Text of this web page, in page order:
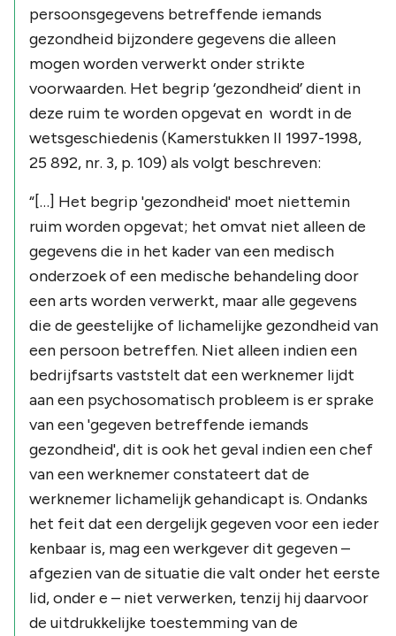
persoonsgegevens betreffende iemands
gezondheid bijzondere gegevens die alleen
mogen worden verwerkt onder strikte
voorwaarden. Het begrip ‘gezondheid’ dient in
deze ruim te worden opgevat en wordt in de
wetsgeschiedenis (Kamerstukken II 1997-1998,
25 892, nr. 3, p. 109) als volgt beschreven:
“[…] Het begrip 'gezondheid' moet niettemin
ruim worden opgevat; het omvat niet alleen de
gegevens die in het kader van een medisch
onderzoek of een medische behandeling door
een arts worden verwerkt, maar alle gegevens
die de geestelijke of lichamelijke gezondheid van
een persoon betreffen. Niet alleen indien een
bedrijfsarts vaststelt dat een werknemer lijdt
aan een psychosomatisch probleem is er sprake
van een 'gegeven betreffende iemands
gezondheid', dit is ook het geval indien een chef
van een werknemer constateert dat de
werknemer lichamelijk gehandicapt is. Ondanks
het feit dat een dergelijk gegeven voor een ieder
kenbaar is, mag een werkgever dit gegeven –
afgezien van de situatie die valt onder het eerste
lid, onder e – niet verwerken, tenzij hij daarvoor
de uitdrukkelijke toestemming van de